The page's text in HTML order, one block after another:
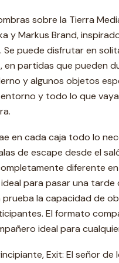
sobre la Tierra
y Markus Brand,
Se puede disfrutar en
en partidas que pueden
y algunos objetos
y todo lo que
en cada caja todo lo
de escape desde el
diferente
para pasar una tarde
la capacidad de
El formato
ideal para
Exit: El señor de